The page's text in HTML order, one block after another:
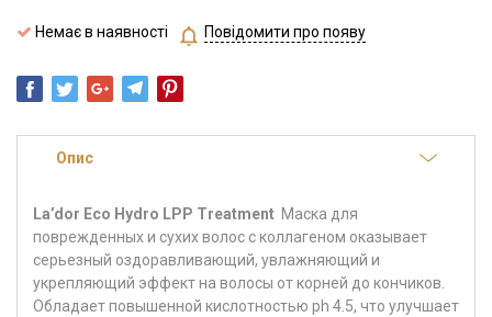
Немає в наявності Повідомити про появу
Опис
La’dor Eco Hydro LPP Treatment Маска для
поврежденных и сухих волос с коллагеном оказывает
серьезный оздоравливающий, увлажняющий и
укрепляющий эффект на волосы от корней до кончиков.
Обладает повышенной кислотностью ph 4.5, что улучшает